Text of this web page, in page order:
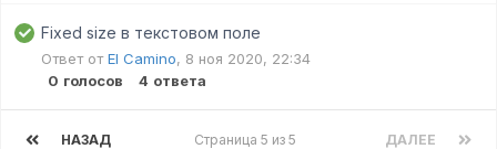
Fixed size в текстовом поле
Ответ отEl Camino, 8 ноя 2020, 22:34
0 голосов 4 ответа
НАЗАД ДАЛЕЕ
Страница 5 из 5